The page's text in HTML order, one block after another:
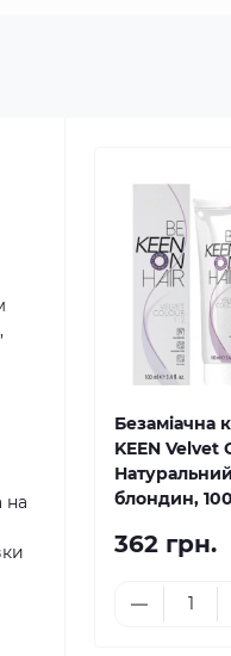
на
Безаміачна
KEEN Velvet
блондин,
362 грн.